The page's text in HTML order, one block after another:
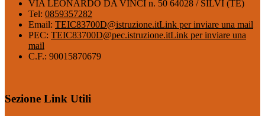
VIA LEONARDO DA VINCI n. 50 64028 / SILVI (TE)
Tel: 0859357282
Email: TEIC83700D@istruzione.itLink per inviare una mail
PEC: TEIC83700D@pec.istruzione.itLink per inviare una
mail
C.F.: 90015870679
Sezione Link Utili